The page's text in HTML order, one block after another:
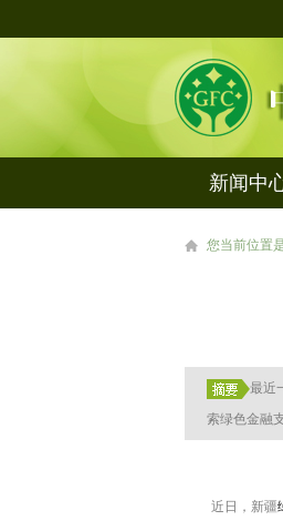
新闻中
您当前位置
最近
索绿色金融
近日，新疆